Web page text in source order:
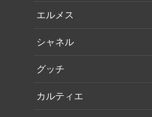
エルメス
シャネル
グッチ
カルティエ